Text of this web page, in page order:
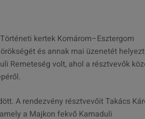
kertek Komárom–Esztergom
és annak mai üzenetét
Remeteség volt, ahol a résztvevők
A rendezvény résztvevőit Takács
a Majkon fekvő Kamaduli